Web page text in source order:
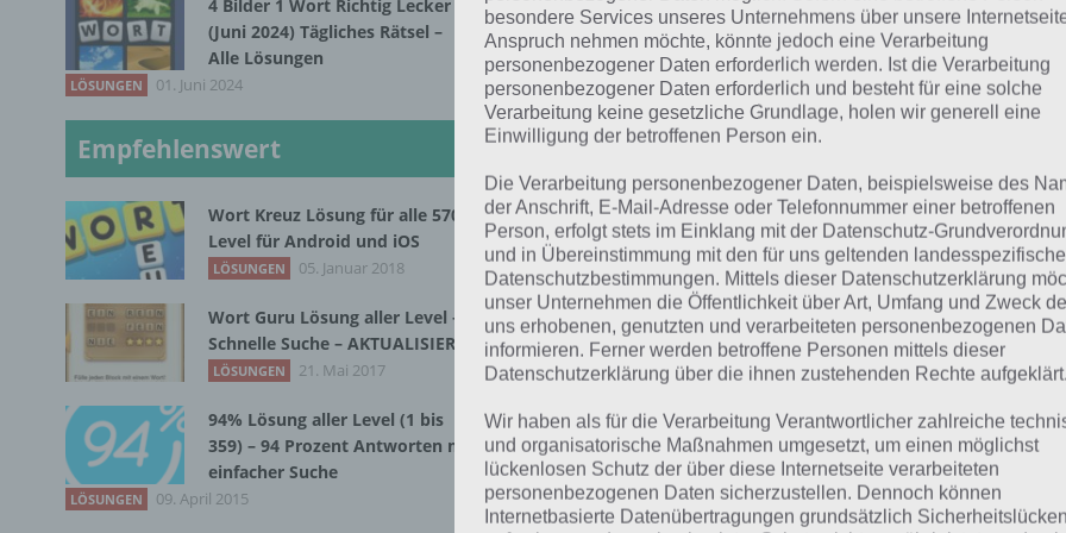
In Traffic Panic London müsst ihr den Verkehr kontrollieren.
immer wieder auf rot bzw. grün umschalten. Wenn also
auf rot. Danach sofort auf grün und den Verkehr von dieser
Das hört sich vllt. nicht spannend an, ist es aber. Denn sollte
gekommen sein – und das passiert sehr schnell – kann man
jagen. Umso mehr Autos die Straße passiert haben und
Ende angerichtet hat, desto mehr Punkte bzw. Credits gibt
Diese Credits benötigt man für weitere Fahrzeuge oder
ist hier also Spielspaß für mehrere Stunden gesorgt.
4 Bilder 1 Wort Richtig Lecker
(Juni 2024) Tägliches Rätsel –
Alle Lösungen
LÖSUNGEN 01. Juni 2024
Empfehlenswert
Wort Kreuz Lösung für alle 570
Level für Android und iOS
LÖSUNGEN 05. Januar 2018
Wort Guru Lösung aller Level –
Schnelle Suche – AKTUALISIERT
LÖSUNGEN 21. Mai 2017
94% Lösung aller Level (1 bis
359) – 94 Prozent Antworten mit
einfacher Suche
LÖSUNGEN 09. April 2015
besondere Services unseres Unternehmens über unsere
Anspruch nehmen möchte, könnte jedoch eine Verarbeitung
personenbezogener Daten erforderlich werden. Ist die Verarbeitung
personenbezogener Daten erforderlich und besteht für eine solche
Verarbeitung keine gesetzliche Grundlage, holen wir generell eine
Einwilligung der betroffenen Person ein.
Die Verarbeitung personenbezogener Daten, beispielsweise des
der Anschrift, E-Mail-Adresse oder Telefonnummer einer betroffenen
Person, erfolgt stets im Einklang mit der Datenschutz-
und in Übereinstimmung mit den für uns geltenden
Datenschutzbestimmungen. Mittels dieser Datenschutzerklärung
unser Unternehmen die Öffentlichkeit über Art, Umfang und Zweck
uns erhobenen, genutzten und verarbeiteten personenbezogenen
informieren. Ferner werden betroffene Personen mittels dieser
Datenschutzerklärung über die ihnen zustehenden Rechte aufgeklärt.
Wir haben als für die Verarbeitung Verantwortlicher zahlreiche
und organisatorische Maßnahmen umgesetzt, um einen möglichst
lückenlosen Schutz der über diese Internetseite verarbeiteten
personenbezogenen Daten sicherzustellen. Dennoch können
Internetbasierte Datenübertragungen grundsätzlich Sicherheitslücken